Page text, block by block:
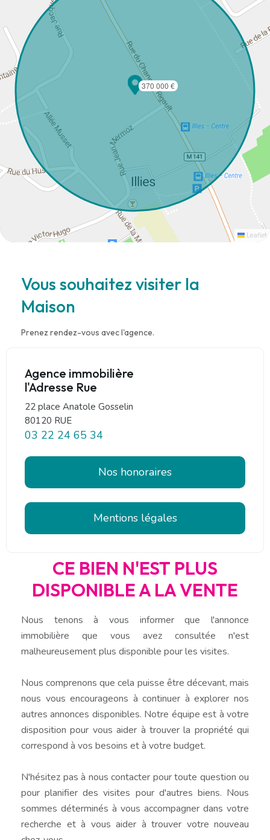
370 000 €
Leaflet
Vous souhaitez visiter la
Maison
Prenez rendez-vous avec l'agence.
Agence immobilière
l'Adresse Rue
22 place Anatole Gosselin
80120 RUE
03 22 24 65 34
Nos honoraires
Mentions légales
CE BIEN N'EST PLUS
DISPONIBLE A LA VENTE
Nous tenons à vous informer que l'annonce
immobilière que vous avez consultée n'est
malheureusement plus disponible pour les visites.
Nous comprenons que cela puisse être décevant, mais
nous vous encourageons à continuer à explorer nos
autres annonces disponibles. Notre équipe est à votre
disposition pour vous aider à trouver la propriété qui
correspond à vos besoins et à votre budget.
N'hésitez pas à nous contacter pour toute question ou
pour planifier des visites pour d'autres biens. Nous
sommes déterminés à vous accompagner dans votre
recherche et à vous aider à trouver votre nouveau